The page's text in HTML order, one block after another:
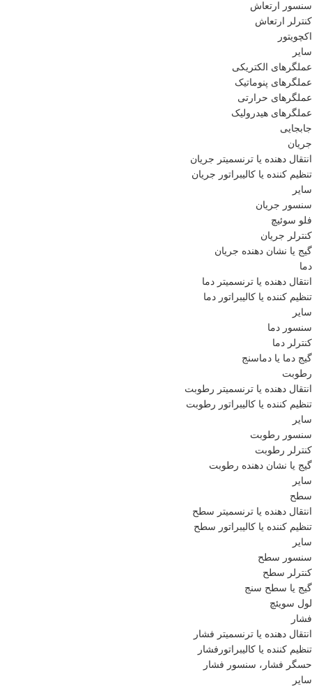
سنسور ارتعاش
کنترلر ارتعاش
اکچویتور
سایر
عملگرهای الکتریکی
عملگرهای پنوماتیک
عملگرهای حرارتی
عملگرهای هیدرولیک
جابجایی
جریان
انتقال دهنده یا ترنسمیتر جریان
تنظیم کننده یا کالیبراتور جریان
سایر
سنسور جریان
فلو سوئیچ
کنترلر جریان
گیج یا نشان دهنده جریان
دما
انتقال دهنده یا ترنسمیتر دما
تنظیم کننده یا کالیبراتور دما
سایر
سنسور دما
کنترلر دما
گیج دما یا دماسنج
رطوبت
انتقال دهنده یا ترنسمیتر رطوبت
تنظیم کننده یا کالیبراتور رطوبت
سایر
سنسور رطوبت
کنترلر رطوبت
گیج یا نشان دهنده رطوبت
سایر
سطح
انتقال دهنده یا ترنسمیتر سطح
تنظیم کننده یا کالیبراتور سطح
سایر
سنسور سطح
کنترلر سطح
گیج یا سطح سنج
لول سویئچ
فشار
انتقال دهنده یا ترنسمیتر فشار
تنظیم کننده یا کالیبراتورفشار
حسگر فشار، سنسور فشار
سایر